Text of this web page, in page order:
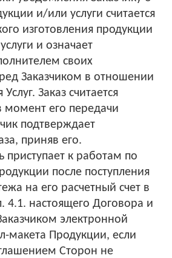
и/или услуги считается
изготовления продукции
и означает
своих
Заказчиком в отношении
Заказ считается
момент его передачи
подтверждает
приняв его.
приступает к работам по
после поступления
на его расчетный счет в
4.1. настоящего Договора и
электронной
макета Продукции, если
Сторон не